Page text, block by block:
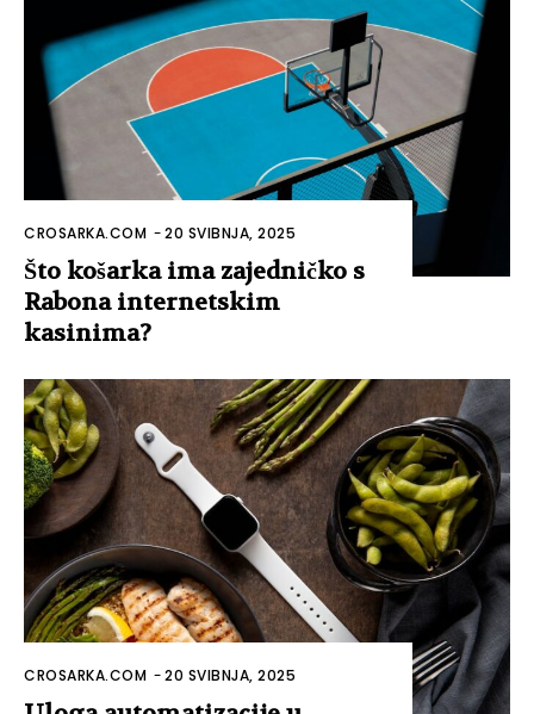
CROSARKA.COM -20 SVIBNJA, 2025
Što košarka ima zajedničko s
Rabona internetskim
kasinima?
CROSARKA.COM -20 SVIBNJA, 2025